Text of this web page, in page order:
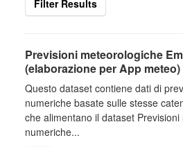
Filter Results
Previsioni meteorologiche
(elaborazione per App meteo)
Questo dataset contiene dati di
numeriche basate sulle stesse
che alimentano il dataset
numeriche...